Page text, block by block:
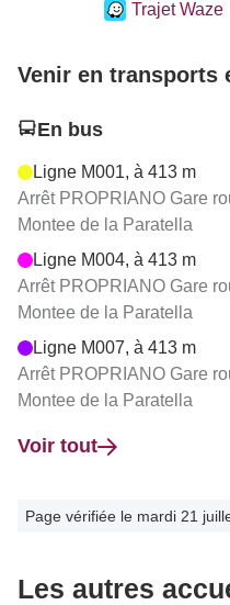
Trajet Waze
Venir en transports
En bus
Ligne M001, à 413 m
Arrêt PROPRIANO Gare
Montee de la Paratella
Ligne M004, à 413 m
Arrêt PROPRIANO Gare
Montee de la Paratella
Ligne M007, à 413 m
Arrêt PROPRIANO Gare
Montee de la Paratella
Voir tout
Page vérifiée le mardi 21
Les autres